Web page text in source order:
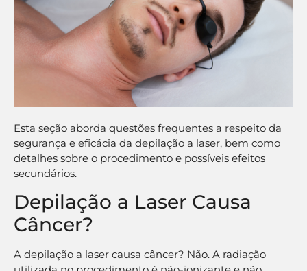
Esta seção aborda questões frequentes a respeito da
segurança e eficácia da depilação a laser, bem como
detalhes sobre o procedimento e possíveis efeitos
secundários.
Depilação a Laser Causa
Câncer?
A depilação a laser causa câncer? Não. A radiação